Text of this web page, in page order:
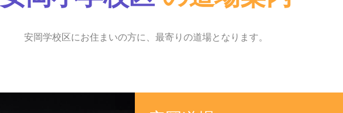
安岡学校区にお住まいの方に、最寄りの道場となります。